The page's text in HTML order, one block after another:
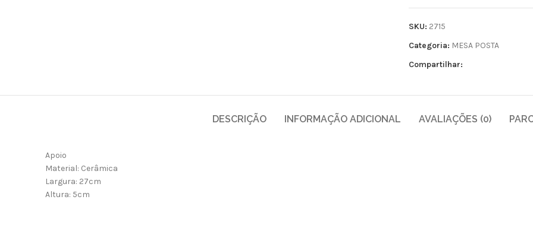
SKU: 2715
Categoria: MESA POSTA
Compartilhar:
DESCRIÇÃO INFORMAÇÃO ADICIONAL AVALIAÇÕES (0)
Apoio
Material: Cerâmica
Largura: 27cm
Altura: 5cm